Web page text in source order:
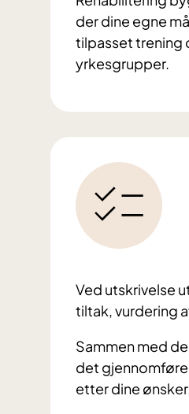
der dine egne
tilpasset trening
yrkesgrupper.
Ved utskrivelse
tiltak, vurdering
Sammen med
det
etter dine